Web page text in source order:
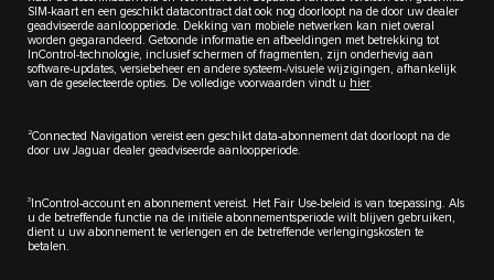
SIM-kaart en een geschikt datacontract dat ook nog doorloopt na de door uw dealer
geadviseerde aanloopperiode. Dekking van mobiele netwerken kan niet overal
worden gegarandeerd. Getoonde informatie en afbeeldingen met betrekking tot
InControl-technologie, inclusief schermen of fragmenten, zijn onderhevig aan
software-updates, versiebeheer en andere systeem-/visuele wijzigingen, afhankelijk
van de geselecteerde opties. De volledige voorwaarden vindt u hier.
2Connected Navigation vereist een geschikt data-abonnement dat doorloopt na de
door uw Jaguar dealer geadviseerde aanloopperiode.
3
InControl-account en abonnement vereist. Het Fair Use-beleid is van toepassing. Als
u de betreffende functie na de initiële abonnementsperiode wilt blijven gebruiken,
dient u uw abonnement te verlengen en de betreffende verlengingskosten te
betalen.